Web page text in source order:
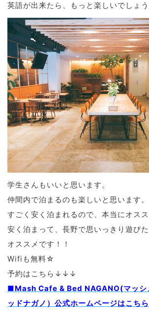
英語が出来たら、もっと楽しいでしょう
学生さんもいいと思います。
仲間内で泊まるのも楽しいと思います。
すごく安く泊まれるので、本当にオスス
安く泊まって、長野で思いっきり遊び
オススメです！！
Wifiも無料☆
予約はこちら↓↓↓
■Mash Cafe & Bed NAGANO(マッシ
ッドナガノ）公式ホームページはこち